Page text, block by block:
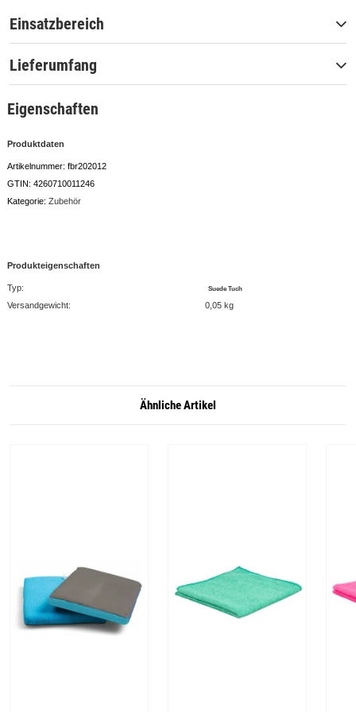
Einsatzbereich
Lieferumfang
Eigenschaften
Produktdaten
Artikelnummer: fbr202012
GTIN: 4260710011246
Kategorie: Zubehör
Produkteigenschaften
Typ: Suede Tuch
Versandgewicht: 0,05 kg
Ähnliche Artikel